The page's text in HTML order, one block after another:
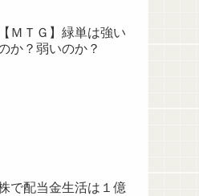
【ＭＴＧ】緑単は強い
か？弱いのか？
で配当金生活は１億